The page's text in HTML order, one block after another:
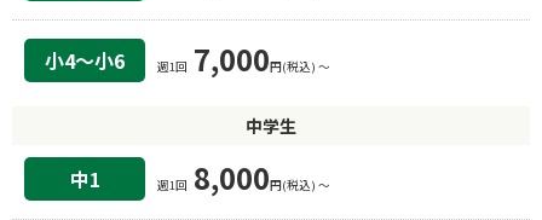
小4〜小6 週1回 7,000円(税込) 〜
中学生
中1 週1回 8,000円(税込) 〜